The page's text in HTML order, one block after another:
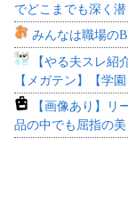
でどこまでも深く
みんなは職場の
【やる夫スレ紹
【メガテン】【学
【画像あり】リ
品の中でも屈指の